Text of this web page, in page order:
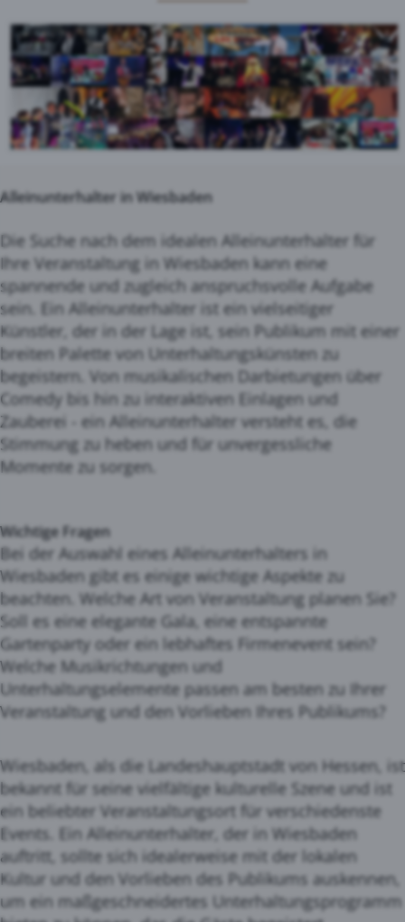
Alleinunterhalter in Wiesbaden
Die Suche nach dem idealen Alleinunterhalter für
Ihre Veranstaltung in Wiesbaden kann eine
spannende und zugleich anspruchsvolle Aufgabe
sein. Ein Alleinunterhalter ist ein vielseitiger
Künstler, der in der Lage ist, sein Publikum mit einer
breiten Palette von Unterhaltungskünsten zu
begeistern. Von musikalischen Darbietungen über
Comedy bis hin zu interaktiven Einlagen und
Zauberei - ein Alleinunterhalter versteht es, die
Stimmung zu heben und für unvergessliche
Momente zu sorgen.
Wichtige Fragen
Bei der Auswahl eines Alleinunterhalters in
Wiesbaden gibt es einige wichtige Aspekte zu
beachten. Welche Art von Veranstaltung planen Sie?
Soll es eine elegante Gala, eine entspannte
Gartenparty oder ein lebhaftes Firmenevent sein?
Welche Musikrichtungen und
Unterhaltungselemente passen am besten zu Ihrer
Veranstaltung und den Vorlieben Ihres Publikums?
Wiesbaden, als die Landeshauptstadt von Hessen, ist
bekannt für seine vielfältige kulturelle Szene und ist
ein beliebter Veranstaltungsort für verschiedenste
Events. Ein Alleinunterhalter, der in Wiesbaden
auftritt, sollte sich idealerweise mit der lokalen
Kultur und den Vorlieben des Publikums auskennen,
um ein maßgeschneidertes Unterhaltungsprogramm